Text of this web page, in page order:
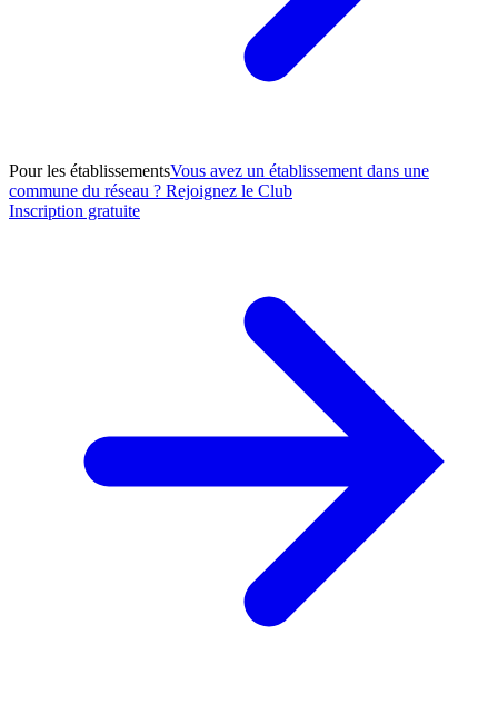
Pour les établissementsVous avez un établissement dans une
commune du réseau ? Rejoignez le Club
Inscription gratuite